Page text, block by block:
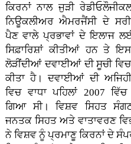
ਕਿਰਨਾਂ ਨਾਲ ਜੁੜੀ
ਨਿਊਕਲੀਅਰ ਐਮਰਜੈਂਸੀ ਦੇ
ਪੈਣ ਵਾਲੇ ਪ੍ਰਭਾਵਾਂ ਦੇ ਇਲਾਜ
ਸਿਫ਼ਾਰਿਸ਼ਾਂ ਕੀਤੀਆਂ ਹਨ ਤੇ
ਲੋੜੀਂਦੀਆਂ ਦਵਾਈਆਂ ਦੀ ਸੂਚੀ ਵਿਚ
ਕੀਤਾ ਹੈ। ਦਵਾਈਆਂ ਦੀ
ਵਿਚ ਵਾਧਾ ਪਹਿਲਾਂ 2007 ਵਿੱਚ
ਗਿਆ ਸੀ। ਵਿਸ਼ਵ ਸਿਹਤ
ਜਨਤਕ ਸਿਹਤ ਅਤੇ ਵਾਤਾਵਰਣ
ਨੇ ਵਿਸ਼ਵ ਨੂੰ ਪ੍ਰਮਾਣੂ ਕਿਰਨਾਂ ਦੇ